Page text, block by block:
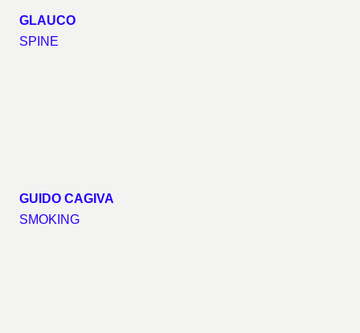
GLAUCO
SPINE
GUIDO CAGIVA
SMOKING